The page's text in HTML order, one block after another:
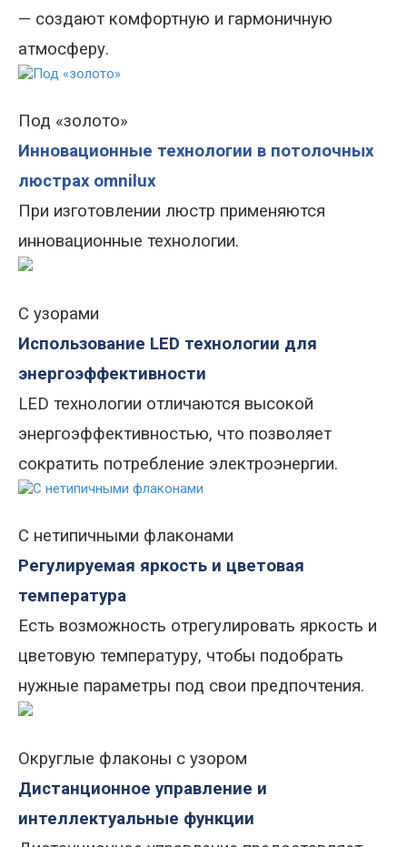
— создают комфортную и гармоничную
атмосферу.
Под «золото»
Инновационные технологии в потолочных
люстрах omnilux
При изготовлении люстр применяются
инновационные технологии.
С узорами
Использование LED технологии для
энергоэффективности
LED технологии отличаются высокой
энергоэффективностью, что позволяет
сократить потребление электроэнергии.
С нетипичными флаконами
Регулируемая яркость и цветовая
температура
Есть возможность отрегулировать яркость и
цветовую температуру, чтобы подобрать
нужные параметры под свои предпочтения.
Округлые флаконы с узором
Дистанционное управление и
интеллектуальные функции